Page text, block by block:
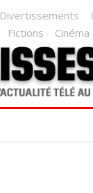
Divertissements
Fictions Cinéma